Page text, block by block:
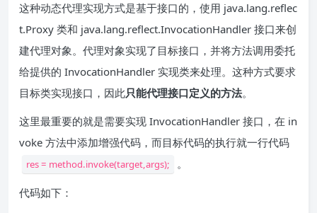
这种动态代理实现方式是基于接口的，使用 java.lang.reflec
t.Proxy 类和 java.lang.reflect.InvocationHandler 接口来创
建代理对象。代理对象实现了目标接口，并将方法调用委托
给提供的 InvocationHandler 实现类来处理。这种方式要求
目标类实现接口，因此只能代理接口定义的方法。
这里最重要的就是需要实现 InvocationHandler 接口，在 in
voke 方法中添加增强代码，而目标代码的执行就一行代码
res = method.invoke(target,args); 。
代码如下：